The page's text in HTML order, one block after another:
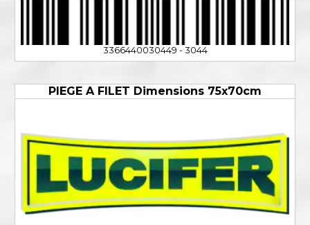
3366440030449 - 3044
PIEGE A FILET Dimensions 75x70cm